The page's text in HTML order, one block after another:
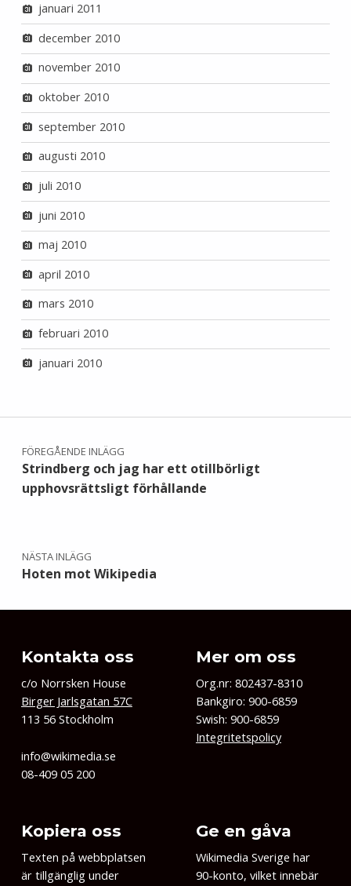
januari 2011
december 2010
november 2010
oktober 2010
september 2010
augusti 2010
juli 2010
juni 2010
maj 2010
april 2010
mars 2010
februari 2010
januari 2010
Inläggsnavigering
FÖREGÅENDE INLÄGG
Strindberg och jag har ett otillbörligt
upphovsrättsligt förhållande
NÄSTA INLÄGG
Hoten mot Wikipedia
Kontakta oss
c/o Norrsken House
Birger Jarlsgatan 57C
113 56 Stockholm
info@wikimedia.se
08-409 05 200
Mer om oss
Org.nr: 802437-8310
Bankgiro: 900-6859
Swish: 900-6859
Integritetspolicy
Kopiera oss
Texten på webbplatsen
är tillgänglig under
Ge en gåva
Wikimedia Sverige har
90-konto, vilket innebär